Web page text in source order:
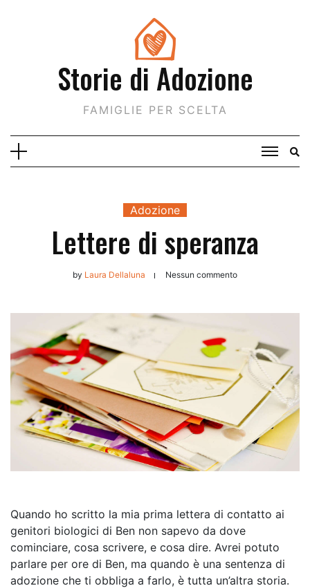
Storie di Adozione
FAMIGLIE PER SCELTA
Adozione
Lettere di speranza
by Laura Dellaluna Nessun commento
Quando ho scritto la mia prima lettera di contatto ai
genitori biologici di Ben non sapevo da dove
cominciare, cosa scrivere, e cosa dire. Avrei potuto
parlare per ore di Ben, ma quando è una sentenza di
adozione che ti obbliga a farlo, è tutta un’altra storia.